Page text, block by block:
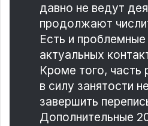
давно не ведут
продолжают
Есть и
актуальных
Кроме того, часть
в силу занятости
завершить
Дополнительные